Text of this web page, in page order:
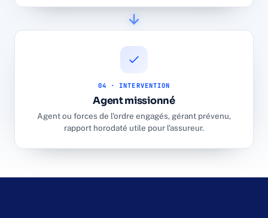
04 · INTERVENTION
Agent missionné
Agent ou forces de l'ordre engagés, gérant prévenu,
rapport horodaté utile pour l'assureur.